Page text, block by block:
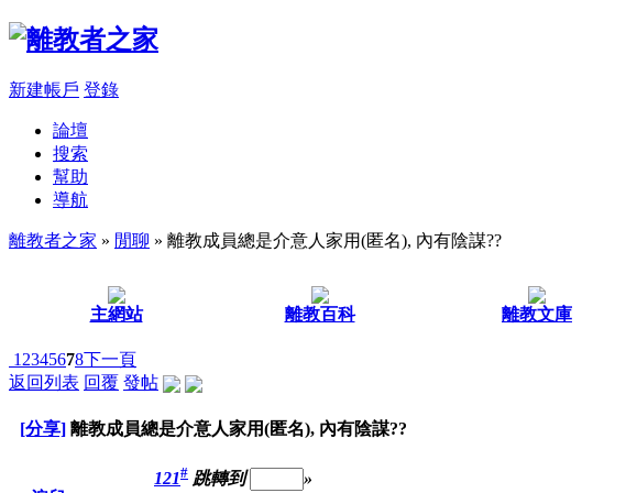
新建帳戶 登錄
論壇
搜索
幫助
導航
離教者之家 » 閒聊 » 離教成員總是介意人家用(匿名), 內有陰謀??
主網站 離教百科 離教文庫
1 2345678下一頁
返回列表 回覆 發帖
[分享] 離教成員總是介意人家用(匿名), 內有陰謀??
121# 跳轉到
»